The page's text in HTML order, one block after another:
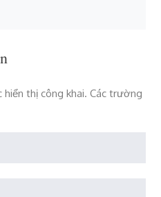
thị công khai. Các trường